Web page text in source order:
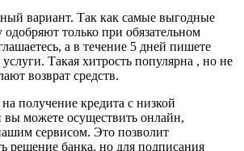
вариант. Так как самые выгодные
только при обязательном
а в течение 5 дней пишете
Такая хитрость популярна , но не
возврат средств.
получение кредита с низкой
вы можете осуществить онлайн,
сервисом. Это позволит
решение банка, но для подписания